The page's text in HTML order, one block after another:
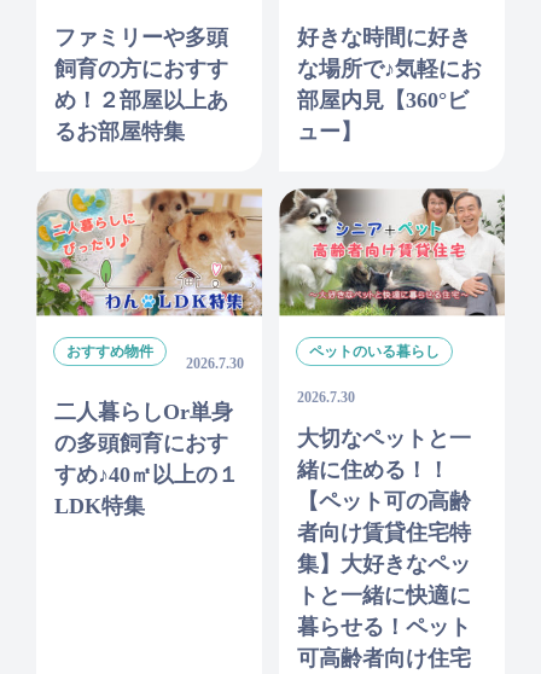
ファミリーや多頭
飼育の方におすす
め！２部屋以上あ
るお部屋特集
好きな時間に好き
な場所で♪気軽にお
部屋内見【360°ビ
ュー】
おすすめ物件
2026.7.30
二人暮らしor単身
の多頭飼育におす
すめ♪40㎡以上の１
LDK特集
ペットのいる暮らし
2026.7.30
大切なペットと一
緒に住める！！
【ペット可の高齢
者向け賃貸住宅特
集】大好きなペッ
トと一緒に快適に
暮らせる！ペット
可高齢者向け住宅